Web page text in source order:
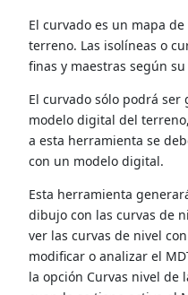
El curvado es un mapa
terreno. Las isolíneas o
finas y maestras según
El curvado sólo podrá
modelo digital del
a esta herramienta se
con un modelo digital.
Esta herramienta
dibujo con las curvas de
ver las curvas de nivel
modificar o analizar el
la opción Curvas nivel de